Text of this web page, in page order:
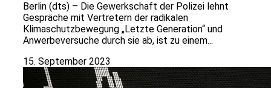
Berlin (dts) – Die Gewerkschaft der Polizei lehnt
Gespräche mit Vertretern der radikalen
Klimaschutzbewegung „Letzte Generation“ und
Anwerbeversuche durch sie ab, ist zu einem...
15. September 2023